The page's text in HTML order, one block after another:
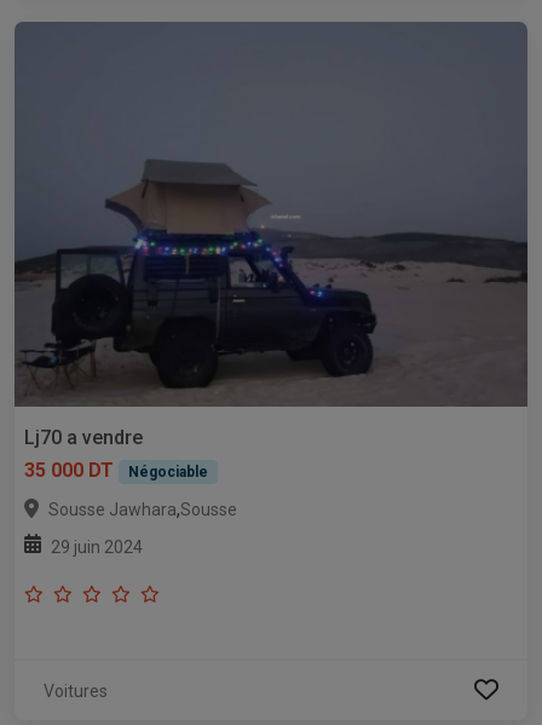
Lj70 a vendre
35 000 DT
Négociable
Sousse Jawhara,Sousse
29 juin 2024
Voitures